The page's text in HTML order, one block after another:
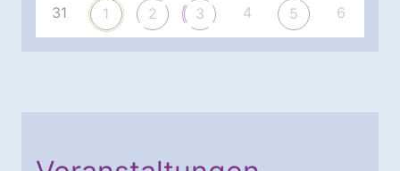
31 1 2 3 4 5 6